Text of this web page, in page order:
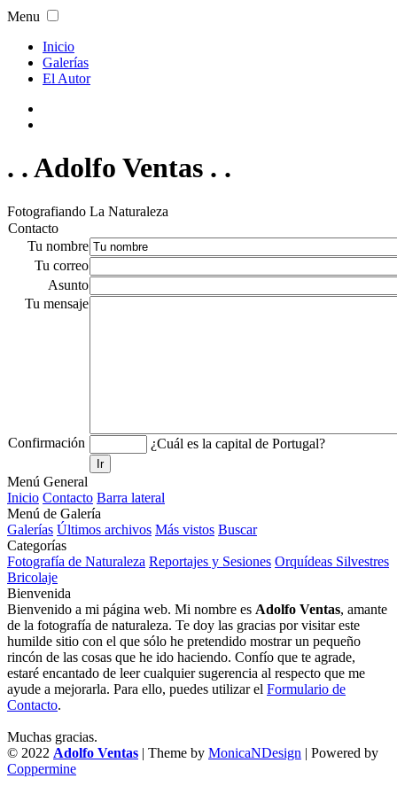
Menu
Inicio
Galerías
El Autor
. . Adolfo Ventas . .
Fotografiando La Naturaleza
Contacto
Tu nombre
Tu correo
Asunto
Tu mensaje
Confirmación ¿Cuál es la capital de Portugal?
Ir
Menú General
Inicio Contacto Barra lateral
Menú de Galería
Galerías Últimos archivos Más vistos Buscar
Categorías
Fotografía de Naturaleza Reportajes y Sesiones Orquídeas Silvestres
Bricolaje
Bienvenida
Bienvenido a mi página web. Mi nombre es Adolfo Ventas, amante
de la fotografía de naturaleza. Te doy las gracias por visitar este
humilde sitio con el que sólo he pretendido mostrar un pequeño
rincón de las cosas que he ido haciendo. Confío que te agrade,
estaré encantado de leer cualquier sugerencia al respecto que me
ayude a mejorarla. Para ello, puedes utilizar el Formulario de
Contacto.
Muchas gracias.
© 2022 Adolfo Ventas | Theme by MonicaNDesign | Powered by
Coppermine